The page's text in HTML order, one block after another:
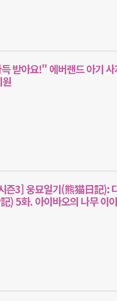
받아요!" 에버랜드 아기
즌3] 웅묘일기(熊猫日記):
) 5화. 아이바오의 나무 이